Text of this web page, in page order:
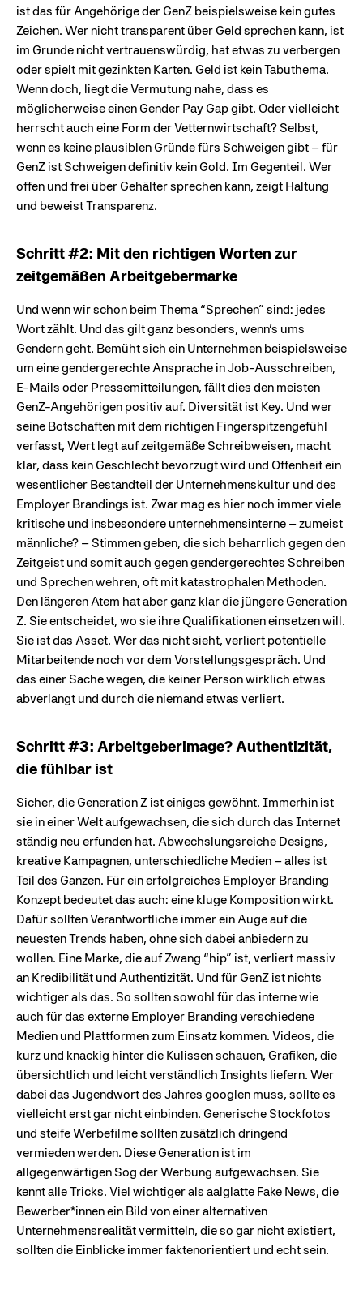
ist das für Angehörige der GenZ beispielsweise kein gutes
Zeichen. Wer nicht transparent über Geld sprechen kann, ist
im Grunde nicht vertrauenswürdig, hat etwas zu verbergen
oder spielt mit gezinkten Karten. Geld ist kein Tabuthema.
Wenn doch, liegt die Vermutung nahe, dass es
möglicherweise einen Gender Pay Gap gibt. Oder vielleicht
herrscht auch eine Form der Vetternwirtschaft? Selbst,
wenn es keine plausiblen Gründe fürs Schweigen gibt – für
GenZ ist Schweigen definitiv kein Gold. Im Gegenteil. Wer
offen und frei über Gehälter sprechen kann, zeigt Haltung
und beweist Transparenz.
Schritt #2: Mit den richtigen Worten zur
zeitgemäßen Arbeitgebermarke
Und wenn wir schon beim Thema “Sprechen” sind: jedes
Wort zählt. Und das gilt ganz besonders, wenn’s ums
Gendern geht. Bemüht sich ein Unternehmen beispielsweise
um eine gendergerechte Ansprache in Job-Ausschreiben,
E-Mails oder Pressemitteilungen, fällt dies den meisten
GenZ-Angehörigen positiv auf. Diversität ist Key. Und wer
seine Botschaften mit dem richtigen Fingerspitzengefühl
verfasst, Wert legt auf zeitgemäße Schreibweisen, macht
klar, dass kein Geschlecht bevorzugt wird und Offenheit ein
wesentlicher Bestandteil der Unternehmenskultur und des
Employer Brandings ist. Zwar mag es hier noch immer viele
kritische und insbesondere unternehmensinterne – zumeist
männliche? – Stimmen geben, die sich beharrlich gegen den
Zeitgeist und somit auch gegen gendergerechtes Schreiben
und Sprechen wehren, oft mit katastrophalen Methoden.
Den längeren Atem hat aber ganz klar die jüngere Generation
Z. Sie entscheidet, wo sie ihre Qualifikationen einsetzen will.
Sie ist das Asset. Wer das nicht sieht, verliert potentielle
Mitarbeitende noch vor dem Vorstellungsgespräch. Und
das einer Sache wegen, die keiner Person wirklich etwas
abverlangt und durch die niemand etwas verliert.
Schritt #3: Arbeitgeberimage? Authentizität,
die fühlbar ist
Sicher, die Generation Z ist einiges gewöhnt. Immerhin ist
sie in einer Welt aufgewachsen, die sich durch das Internet
ständig neu erfunden hat. Abwechslungsreiche Designs,
kreative Kampagnen, unterschiedliche Medien – alles ist
Teil des Ganzen. Für ein erfolgreiches Employer Branding
Konzept bedeutet das auch: eine kluge Komposition wirkt.
Dafür sollten Verantwortliche immer ein Auge auf die
neuesten Trends haben, ohne sich dabei anbiedern zu
wollen. Eine Marke, die auf Zwang “hip” ist, verliert massiv
an Kredibilität und Authentizität. Und für GenZ ist nichts
wichtiger als das. So sollten sowohl für das interne wie
auch für das externe Employer Branding verschiedene
Medien und Plattformen zum Einsatz kommen. Videos, die
kurz und knackig hinter die Kulissen schauen, Grafiken, die
übersichtlich und leicht verständlich Insights liefern. Wer
dabei das Jugendwort des Jahres googlen muss, sollte es
vielleicht erst gar nicht einbinden. Generische Stockfotos
und steife Werbefilme sollten zusätzlich dringend
vermieden werden. Diese Generation ist im
allgegenwärtigen Sog der Werbung aufgewachsen. Sie
kennt alle Tricks. Viel wichtiger als aalglatte Fake News, die
Bewerber*innen ein Bild von einer alternativen
Unternehmensrealität vermitteln, die so gar nicht existiert,
sollten die Einblicke immer faktenorientiert und echt sein.